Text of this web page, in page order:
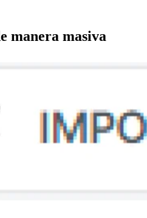
manera masiva